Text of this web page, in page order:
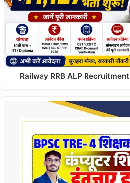
Railway RRB ALP Recruitment